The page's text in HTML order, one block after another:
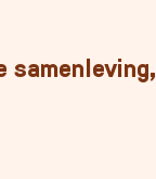
samenleving,